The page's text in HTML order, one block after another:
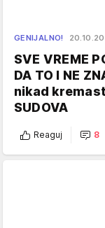
GENIJALNO!
SVE VREME
DA TO I NE
nikad
SUDOVA
Reaguj 8